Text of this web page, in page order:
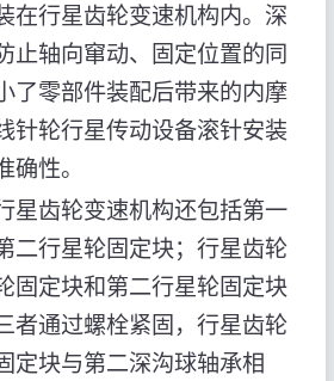
在行星齿轮变速机构内。深
止轴向窜动、固定位置的同
了零部件装配后带来的内摩
针轮行星传动设备滚针安装
确性。
星齿轮变速机构还包括第一
二行星轮固定块；行星齿轮
固定块和第二行星轮固定块
者通过螺栓紧固，行星齿轮
定块与第二深沟球轴承相